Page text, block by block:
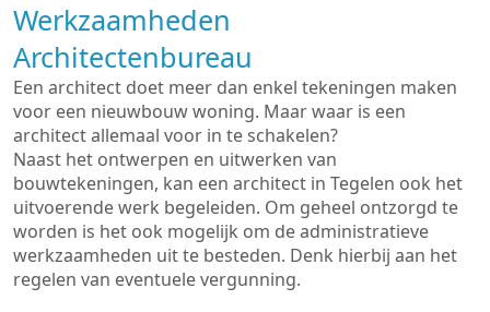
Werkzaamheden
Architectenbureau
Een architect doet meer dan enkel tekeningen maken
voor een nieuwbouw woning. Maar waar is een
architect allemaal voor in te schakelen?
Naast het ontwerpen en uitwerken van
bouwtekeningen, kan een architect in Tegelen ook het
uitvoerende werk begeleiden. Om geheel ontzorgd te
worden is het ook mogelijk om de administratieve
werkzaamheden uit te besteden. Denk hierbij aan het
regelen van eventuele vergunning.